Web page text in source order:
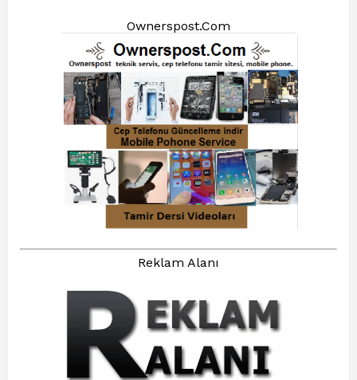
Ownerspost.Com
Reklam Alanı